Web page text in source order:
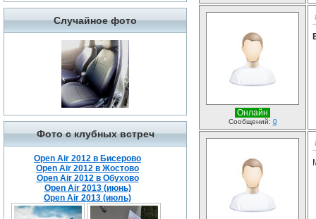
Случайное фото
Фото с клубных встреч
Open Air 2012 в Бисерово
Open Air 2012 в Жостово
Open Air 2012 в Обухово
Open Air 2013 (июнь)
Open Air 2013 (июль)
Онлайн
Сообщений: 0